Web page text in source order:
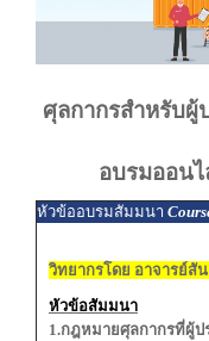
ศุลกากรสำหรับผู้
อบรมออน
หัวข้ออบรมสัมมนา
วิทยากรโดย อาจารย์สั
หัวข้อสัมมนา
1.กฎหมายศุลกากรที่ผู้ป